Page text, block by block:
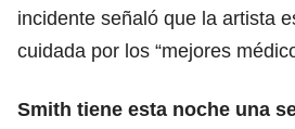
incidente señaló que la artista
cuidada por los “mejores
Smith tiene esta noche una